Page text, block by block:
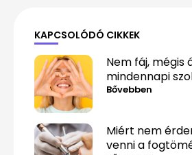
KAPCSOLÓDÓ CIKKEK
Nem fáj, mégis
mindennapi
amelyek
Bővebben
Miért nem
venni a